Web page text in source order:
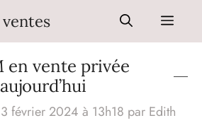
Menu
en vente privée
aujourd’hui
février 2024 à 13h18 par Edith